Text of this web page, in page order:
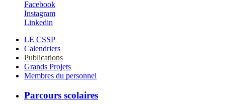
Facebook
Instagram
Linkedin
LE CSSP
Calendriers
Publications
Grands Projets
Membres du personnel
Parcours scolaires